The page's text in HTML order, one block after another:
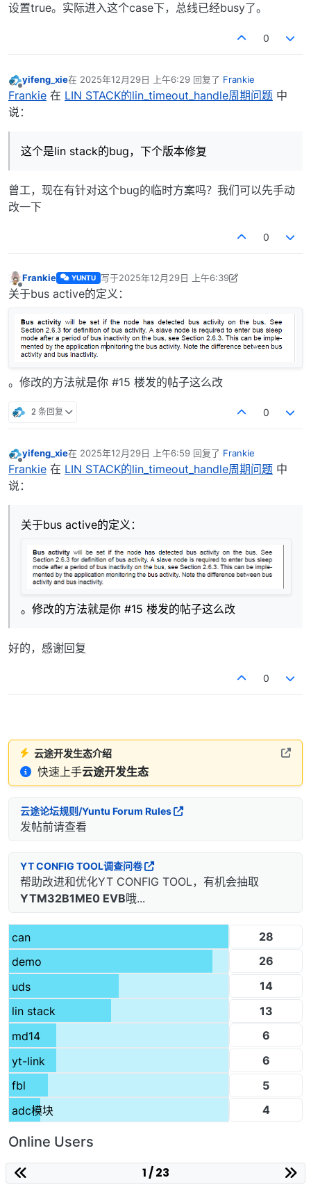
设置true。实际进入这个case下，总线已经busy了。
0
离线
yifeng_xie在 2025年12月29日 上午6:29 回复了 Frankie
最后由 编辑
Frankie 在 LIN STACK的lin_timeout_handle周期问题 中
说：
这个是lin stack的bug，下个版本修复
曾工，现在有针对这个bug的临时方案吗？我们可以先手动
改一下
0
离线
Frankie YUNTU 写于2025年12月29日 上午6:39
最后由 Frankie 编辑2025年12月29日 下午2:49
关于bus active的定义：
。修改的方法就是你 #15 楼发的帖子这么改
2 条回复 0
离线
yifeng_xie在 2025年12月29日 上午6:59 回复了 Frankie
最后由 编辑
Frankie 在 LIN STACK的lin_timeout_handle周期问题 中
说：
关于bus active的定义：
。修改的方法就是你 #15 楼发的帖子这么改
好的，感谢回复
0
云途开发生态介绍
快速上手云途开发生态
云途论坛规则/Yuntu Forum Rules
发帖前请查看
YT CONFIG TOOL调查问卷
帮助改进和优化YT CONFIG TOOL，有机会抽取
YTM32B1ME0 EVB哦...
can
28
demo
26
uds
14
lin stack
13
md14
6
yt-link
6
fbl
5
adc模块
4
Online Users
1 / 23